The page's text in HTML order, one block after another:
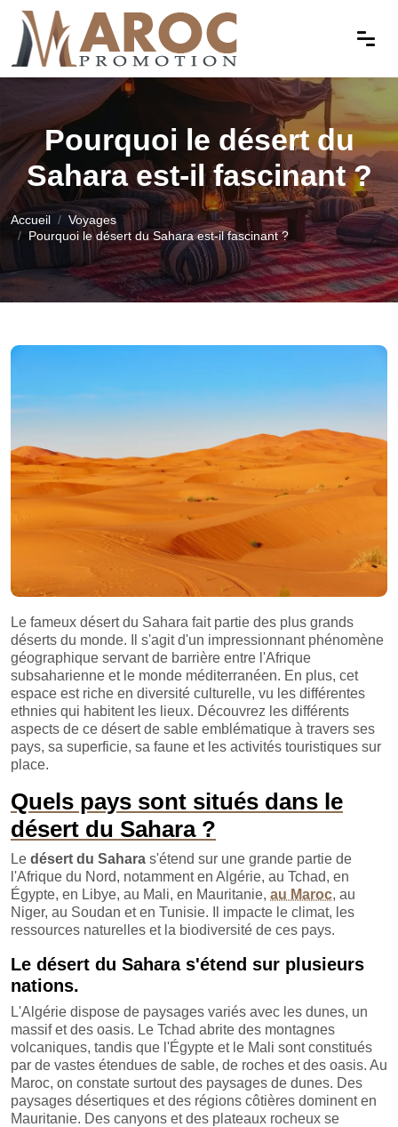
Pourquoi le désert du
Sahara est-il fascinant ?
Accueil
Voyages
Pourquoi le désert du Sahara est-il fascinant ?
Le fameux désert du Sahara fait partie des plus grands
déserts du monde. Il s'agit d'un impressionnant phénomène
géographique servant de barrière entre l'Afrique
subsaharienne et le monde méditerranéen. En plus, cet
espace est riche en diversité culturelle, vu les différentes
ethnies qui habitent les lieux. Découvrez les différents
aspects de ce désert de sable emblématique à travers ses
pays, sa superficie, sa faune et les activités touristiques sur
place.
Quels pays sont situés dans le
désert du Sahara ?
Le désert du Sahara s'étend sur une grande partie de
l'Afrique du Nord, notamment en Algérie, au Tchad, en
Égypte, en Libye, au Mali, en Mauritanie, au Maroc, au
Niger, au Soudan et en Tunisie. Il impacte le climat, les
ressources naturelles et la biodiversité de ces pays.
Le désert du Sahara s'étend sur plusieurs
nations.
L'Algérie dispose de paysages variés avec les dunes, un
massif et des oasis. Le Tchad abrite des montagnes
volcaniques, tandis que l'Égypte et le Mali sont constitués
par de vastes étendues de sable, de roches et des oasis. Au
Maroc, on constate surtout des paysages de dunes. Des
paysages désertiques et des régions côtières dominent en
Mauritanie. Des canyons et des plateaux rocheux se